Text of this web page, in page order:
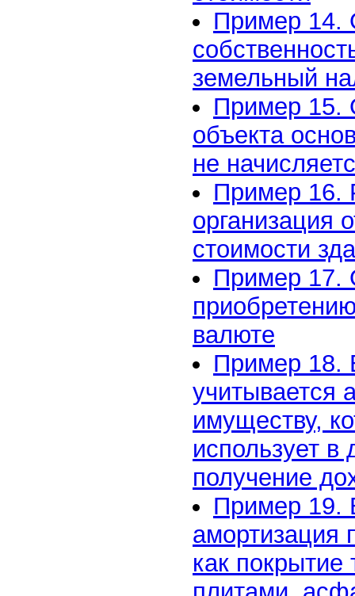
Пример 14.
земельный
Пример 15.
объекта
не
Пример 16.
организация
стоимости
Пример 17.
валюте
Пример 18.
учитывается
имуществу,
использует в
получение
Пример 19.
амортизация
как